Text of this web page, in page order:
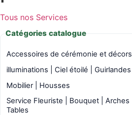
Tous nos Services
Catégories catalogue
Accessoires de cérémonie et décors
illuminations | Ciel étoilé |
Mobilier | Housses
Service Fleuriste | Bouquet |
Tables